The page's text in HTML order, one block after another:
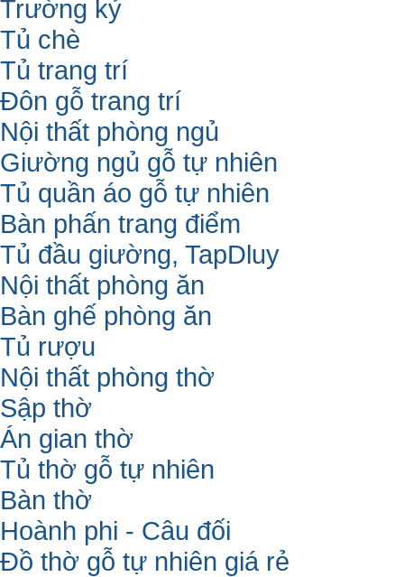
Trường kỷ
Tủ chè
Tủ trang trí
Đôn gỗ trang trí
Nội thất phòng ngủ
Giường ngủ gỗ tự nhiên
Tủ quần áo gỗ tự nhiên
Bàn phấn trang điểm
Tủ đầu giường, TapDluy
Nội thất phòng ăn
Bàn ghế phòng ăn
Tủ rượu
Nội thất phòng thờ
Sập thờ
Án gian thờ
Tủ thờ gỗ tự nhiên
Bàn thờ
Hoành phi - Câu đối
Đồ thờ gỗ tự nhiên giá rẻ